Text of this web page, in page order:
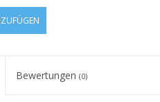
Bewertungen (0)